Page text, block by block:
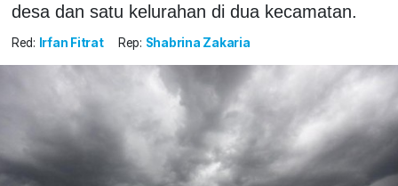
desa dan satu kelurahan di dua kecamatan.
Red: Irfan Fitrat Rep: Shabrina Zakaria